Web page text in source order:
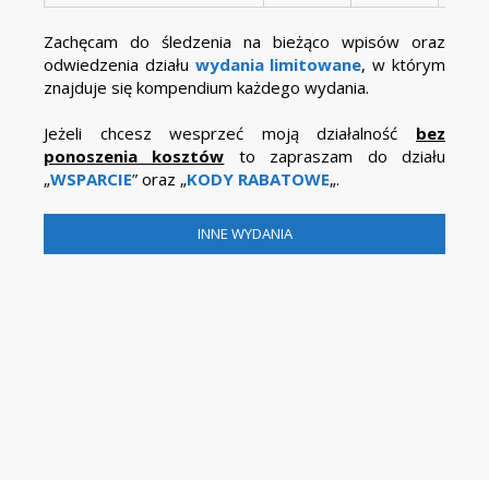
Zachęcam do śledzenia na bieżąco wpisów oraz
odwiedzenia działu wydania limitowane, w którym
znajduje się kompendium każdego wydania.
Jeżeli chcesz wesprzeć moją działalność bez
ponoszenia kosztów to zapraszam do działu
„WSPARCIE” oraz „KODY RABATOWE„.
INNE WYDANIA